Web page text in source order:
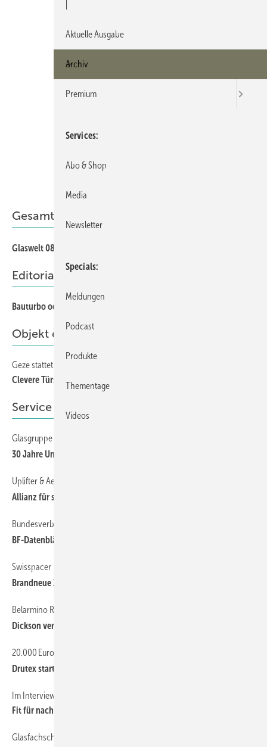
Gesamt-PDF der Ausgabe
Glaswelt 08/2025 als PDF
Editorial
Bauturbo oder Bürokratie-Bremse?
Objekt des Monats
Geze stattet SJD Pediatric Cancer Center aus
Clevere Türsysteme für Kinder-Krebszentrum in Barcelona
Service
Glasgruppe feiert Jubiläum
30 Jahre Uniglas
Uplifter & Aerolift
Allianz für schwere Lasten
Bundesverband Flachglas
BF-Datenblätter „Warme Kante“ aktualisiert
Swisspacer
Brandneue Zentrale eröffnet
Belarmino Rodriguez an Bord
Dickson verstärkt Vertriebsteam
20.000 Euro Preisgeld für den Fachhandel
Drutex startet Summer Challenge
Im Interview mit Wilhelm Hachtel von der IVRSA und ES-SO
Fit für nachhaltigen Sonnenschutz
Glasfachschule Hadamar
Aktuelle Ausgabe
Archiv
Premium
Services
Abo & Shop
Media
Newsletter
Specials
Meldungen
Podcast
Produkte
Thementage
Videos